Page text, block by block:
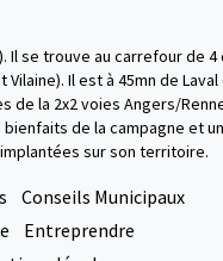
Il se trouve au carrefour de
Il est à 45mn de Laval
de la 2x2 voies Angers/
de la campagne et
sur son territoire.
Conseils Municipaux
Entreprendre